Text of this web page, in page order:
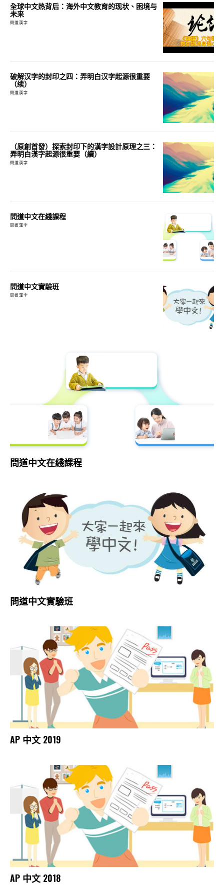
全球中文热背后：海外中文教育的现状、困境与
未来
問道漢字
破解汉字的封印之四：弄明白汉字起源很重要
（续）
問道漢字
（原創首發）探索封印下的漢字設計原理之三：
弄明白漢字起源很重要（續）
問道漢字
問道中文在綫課程
問道漢字
問道中文實驗班
問道漢字
問道中文在綫課程
問道中文實驗班
AP 中文 2019
AP 中文 2018